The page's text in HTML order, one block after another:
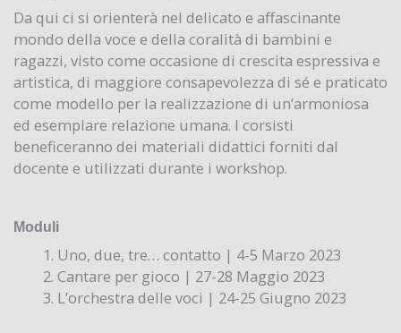
Da qui ci si orienterà nel delicato e affascinante
mondo della voce e della coralità di bambini e
ragazzi, visto come occasione di crescita espressiva e
artistica, di maggiore consapevolezza di sé e praticato
come modello per la realizzazione di un’armoniosa
ed esemplare relazione umana. I corsisti
beneficeranno dei materiali didattici forniti dal
docente e utilizzati durante i workshop.
Moduli
Uno, due, tre… contatto | 4-5 Marzo 2023
Cantare per gioco | 27-28 Maggio 2023
L’orchestra delle voci | 24-25 Giugno 2023